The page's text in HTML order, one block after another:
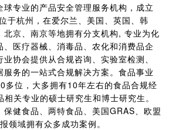
球专业的产品安全管理服务机构，成立
于杭州，在爱尔兰、美国、英国、韩
北京、南京等地拥有分支机构, 专业为化
、医疗器械、消毒品、农化和消费品企
协会提供从合规咨询、实验室检测、
服务的一站式合规解决方案。食品事业
多位，大多拥有10年左右的食品合规经
关专业的硕士研究生和博士研究生。
保健食品、两特食品、美国GRAS、欧盟
领域拥有众多成功案例。